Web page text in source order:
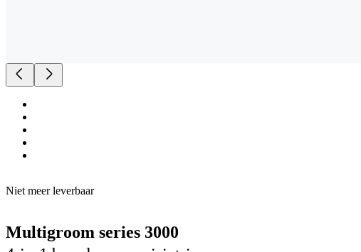
Niet meer leverbaar
Multigroom series 3000